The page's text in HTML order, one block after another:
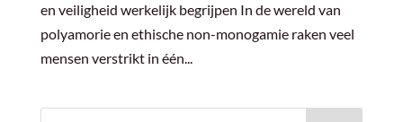
en veiligheid werkelijk begrijpen In de wereld van
polyamorie en ethische non-monogamie raken veel
mensen verstrikt in één...